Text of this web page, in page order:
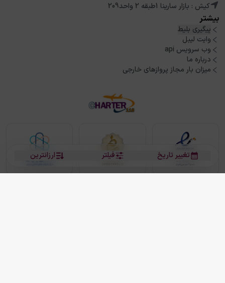
ارزانترین فیلتر تغییر تاریخ
کیش : بازار سارینا 1طبقه 2 واحد209
بیشتر
پیگیری بلیط
وایت لیبل
وب سرویس api
درباره ما
میزان بار مجاز پروازهای خارجی